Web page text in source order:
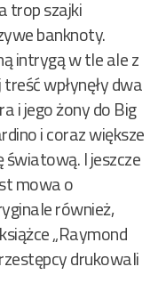
trop szajki
banknoty.
intrygą w tle ale z
wpłynęły dwa
i jego żony do Big
i coraz większe
I jeszcze
mowa o
również,
„Raymond
drukowali